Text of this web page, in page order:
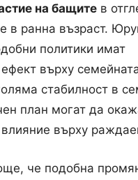
на бащите в
в ранна възраст.
политики имат
върху
стабилност в
план могат да
върху
че подобна